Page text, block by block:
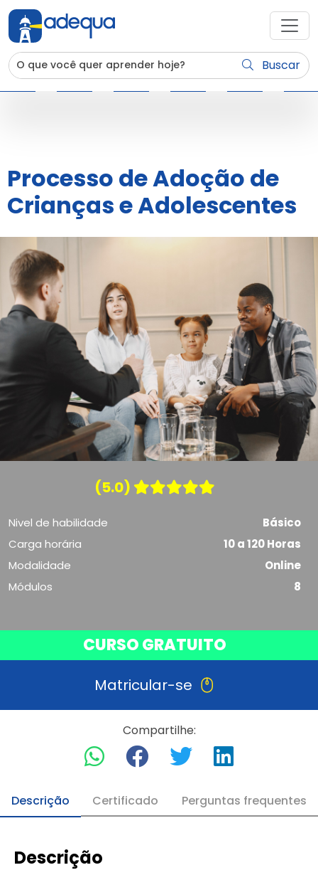
Buscar
Processo de Adoção de
Crianças e Adolescentes
(5.0)
Nivel de habilidade
Básico
Carga horária
10 a 120 Horas
Modalidade
Online
Módulos
8
CURSO GRATUITO
Matricular-se
Compartilhe:
Descrição Certificado Perguntas frequentes
Descrição